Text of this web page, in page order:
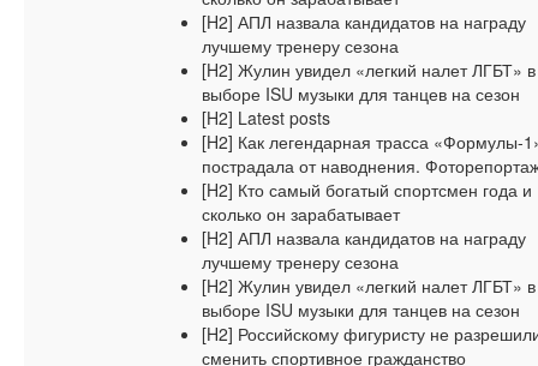
[H2] АПЛ назвала кандидатов на награду
лучшему тренеру сезона
[H2] Жулин увидел «легкий налет ЛГБТ» в
выборе ISU музыки для танцев на сезон
[H2] Latest posts
[H2] Как легендарная трасса «Формулы-
пострадала от наводнения.
[H2] Кто самый богатый спортсмен года и
сколько он зарабатывает
[H2] АПЛ назвала кандидатов на награду
лучшему тренеру сезона
[H2] Жулин увидел «легкий налет ЛГБТ» в
выборе ISU музыки для танцев на сезон
[H2] Российскому фигуристу не
сменить спортивное гражданство